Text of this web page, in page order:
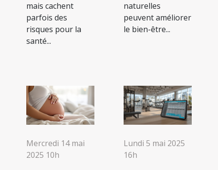
mais cachent
parfois des
risques pour la
santé...
naturelles
peuvent améliorer
le bien-être...
Mercredi 14 mai
2025 10h
Lundi 5 mai 2025
16h